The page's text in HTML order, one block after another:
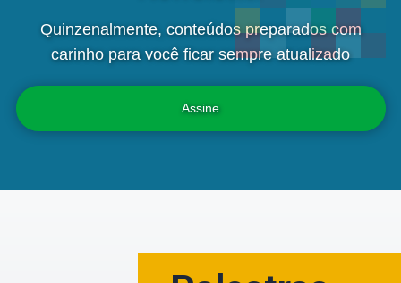
Quinzenalmente, conteúdos preparados com
carinho para você ficar sempre atualizado
Assine